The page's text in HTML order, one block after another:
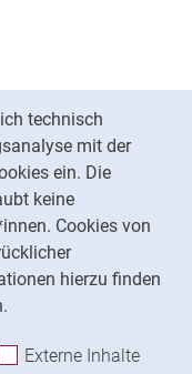
technisch
mit der
ein. Die
keine
Cookies von
hierzu finden
Analyse-Cookies
Externe Inhalte